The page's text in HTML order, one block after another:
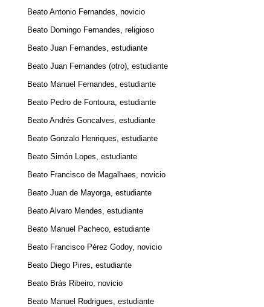
Beato Antonio Fernandes, novicio
Beato Domingo Fernandes, religioso
Beato Juan Fernandes, estudiante
Beato Juan Fernandes (otro), estudiante
Beato Manuel Fernandes, estudiante
Beato Pedro de Fontoura, estudiante
Beato Andrés Goncalves, estudiante
Beato Gonzalo Henriques, estudiante
Beato Simón Lopes, estudiante
Beato Francisco de Magalhaes, novicio
Beato Juan de Mayorga, estudiante
Beato Alvaro Mendes, estudiante
Beato Manuel Pacheco, estudiante
Beato Francisco Pérez Godoy, novicio
Beato Diego Pires, estudiante
Beato Brás Ribeiro, novicio
Beato Manuel Rodrigues, estudiante